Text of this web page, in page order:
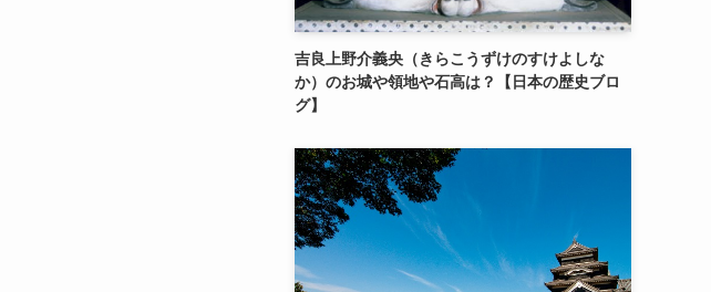
吉良上野介義央（きらこうずけのすけよしな
か）のお城や領地や石高は？【日本の歴史ブロ
グ】